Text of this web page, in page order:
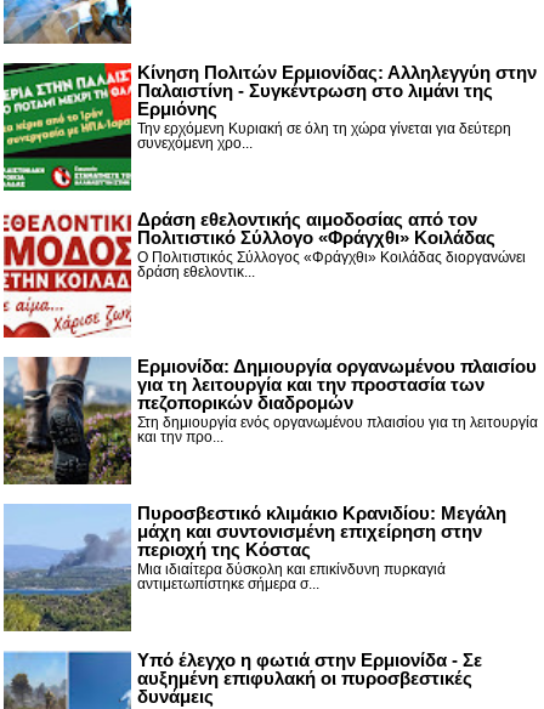
Κίνηση Πολιτών Ερμιονίδας: Αλληλεγγύη στην
Παλαιστίνη - Συγκέντρωση στο λιμάνι της
Ερμιόνης
Την ερχόμενη Κυριακή σε όλη τη χώρα γίνεται για δεύτερη
συνεχόμενη χρο...
Δράση εθελοντικής αιμοδοσίας από τον
Πολιτιστικό Σύλλογο «Φράγχθι» Κοιλάδας
Ο Πολιτιστικός Σύλλογος «Φράγχθι» Κοιλάδας διοργανώνει
δράση εθελοντικ...
Ερμιονίδα: Δημιουργία οργανωμένου πλαισίου
για τη λειτουργία και την προστασία των
πεζοπορικών διαδρομών
Στη δημιουργία ενός οργανωμένου πλαισίου για τη λειτουργία
και την προ...
Πυροσβεστικό κλιμάκιο Κρανιδίου: Μεγάλη
μάχη και συντονισμένη επιχείρηση στην
περιοχή της Κόστας
Μια ιδιαίτερα δύσκολη και επικίνδυνη πυρκαγιά
αντιμετωπίστηκε σήμερα σ...
Υπό έλεγχο η φωτιά στην Ερμιονίδα - Σε
αυξημένη επιφυλακή οι πυροσβεστικές
δυνάμεις